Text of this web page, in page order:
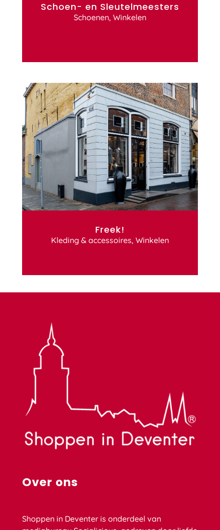
Schoen- en Sleutelmeesters
Schoenen, Winkelen
Freek!
Kleding & accessoires, Winkelen
Over ons
Shoppen in Deventer is onderdeel van